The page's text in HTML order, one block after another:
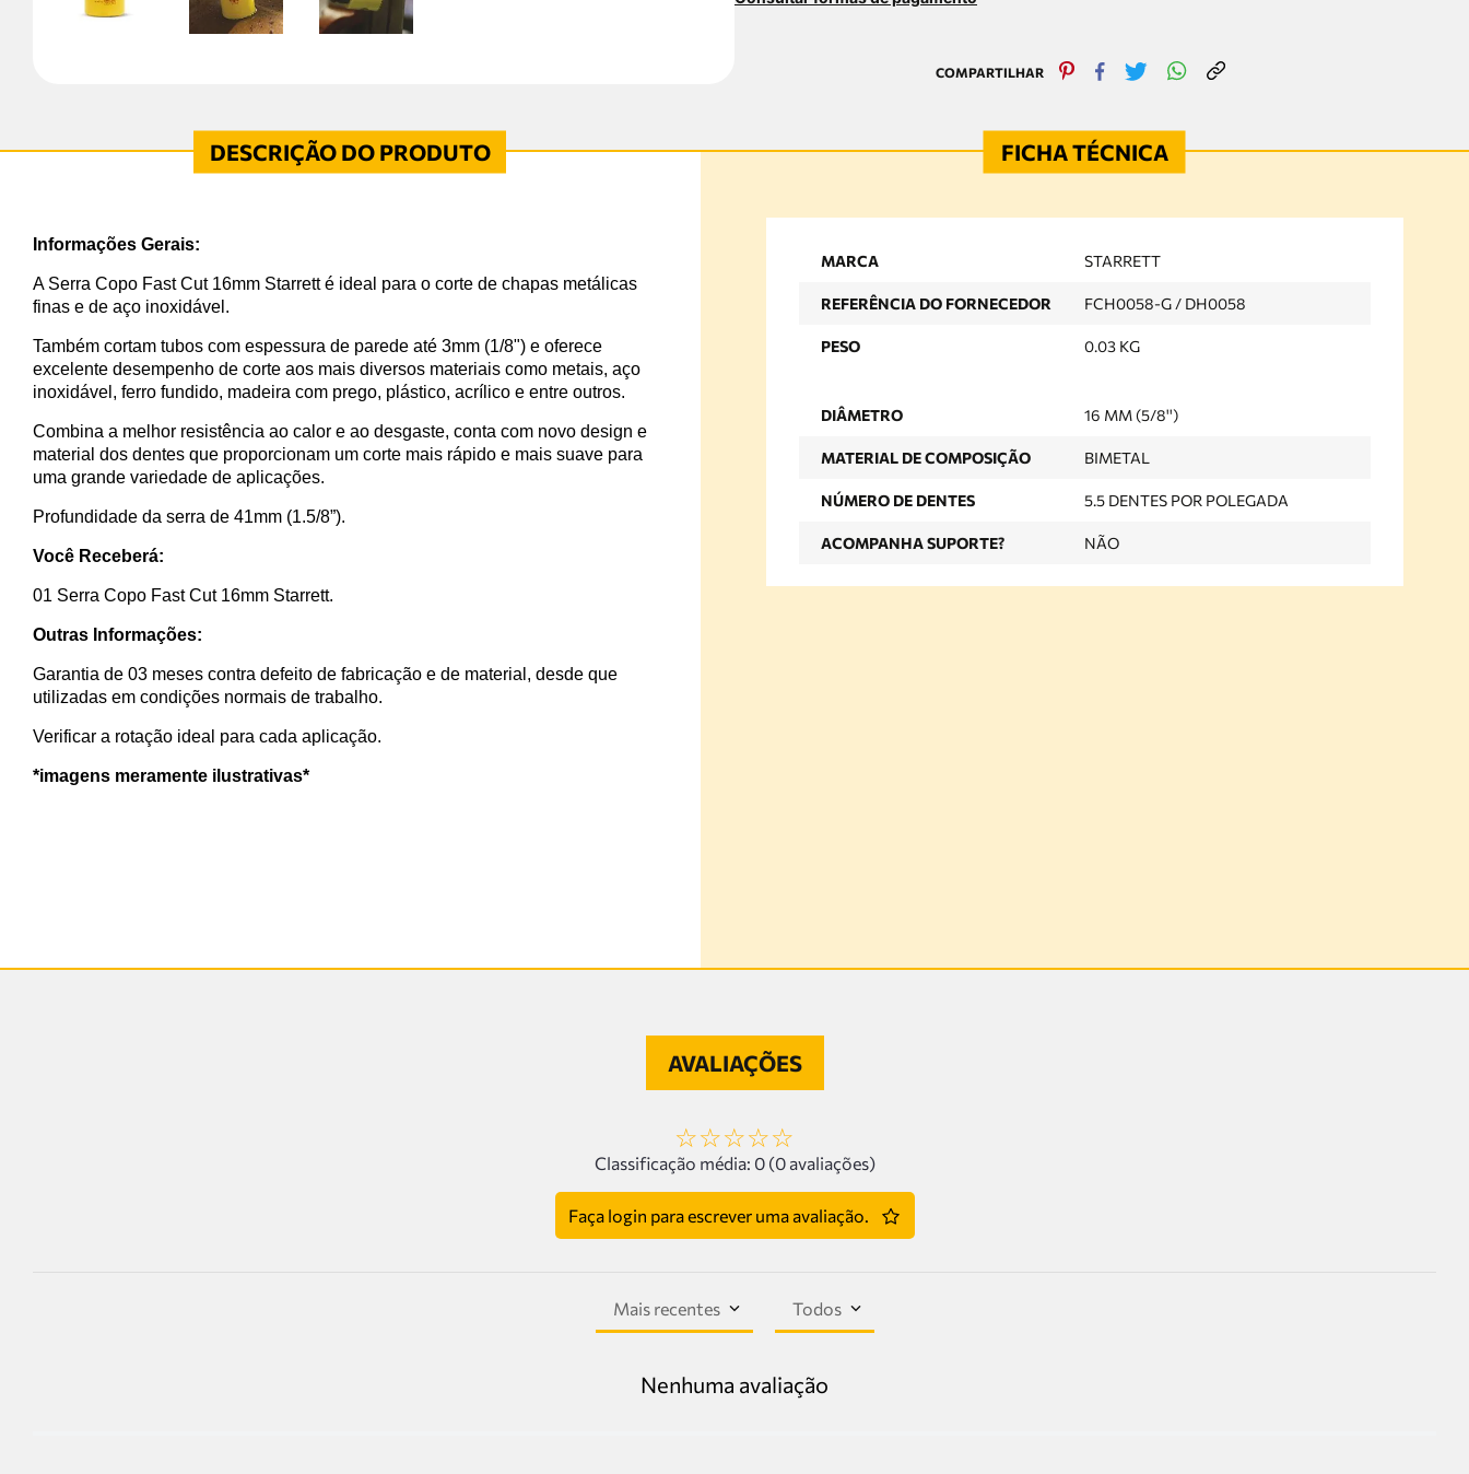
Informações Gerais:
A Serra Copo Fast Cut 16mm Starrett é ideal para o corte de chapas metálicas
finas e de aço inoxidável.
Também cortam tubos com espessura de parede até 3mm (1/8") e oferece
excelente desempenho de corte aos mais diversos materiais como metais, aço
inoxidável, ferro fundido, madeira com prego, plástico, acrílico e entre outros.
Combina a melhor resistência ao calor e ao desgaste, conta com novo design e
material dos dentes que proporcionam um corte mais rápido e mais suave para
uma grande variedade de aplicações.
Profundidade da serra de 41mm (1.5/8”).
Você Receberá:
01 Serra Copo Fast Cut 16mm Starrett.
Outras Informações:
Garantia de 03 meses contra defeito de fabricação e de material, desde que
utilizadas em condições normais de trabalho.
Verificar a rotação ideal para cada aplicação.
*imagens meramente ilustrativas*
MARCA STARRETT
REFERÊNCIA DO FORNECEDOR FCH0058-G / DH0058
PESO 0.03 KG
DIÂMETRO 16 MM (5/8'')
MATERIAL DE COMPOSIÇÃO BIMETAL
NÚMERO DE DENTES 5.5 DENTES POR POLEGADA
ACOMPANHA SUPORTE? NÃO
AVALIAÇÕES
☆☆☆☆☆
Classificação média: 0 (0 avaliações)
Faça login para escrever uma avaliação.
Mais recentes Todos
Nenhuma avaliação